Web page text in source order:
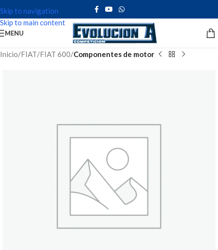
Skip to navigation
Skip to main content
MENU
Inicio FIAT FIAT 600 Componentes de motor